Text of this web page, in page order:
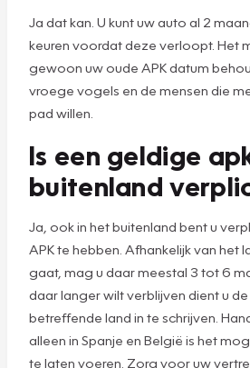
Ja dat kan. U kunt uw auto al 2
keuren voordat deze verloopt. Het
gewoon uw oude APK datum
vroege vogels en de mensen die
pad willen.
Is een geldige
buitenland
Ja, ook in het buitenland bent u
APK te hebben. Afhankelijk van het
gaat, mag u daar meestal 3 tot 6
daar langer wilt verblijven dient u
betreffende land in te schrijven.
alleen in Spanje en België is het
te laten voeren. Zorg voor uw